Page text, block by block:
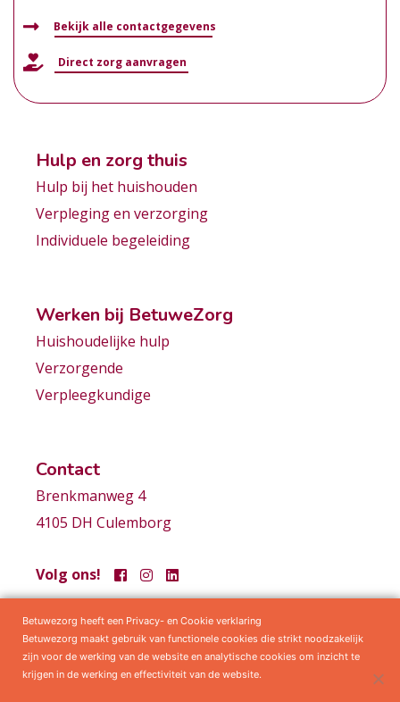
Bekijk alle contactgegevens
Direct zorg aanvragen
Hulp en zorg thuis
Hulp bij het huishouden
Verpleging en verzorging
Individuele begeleiding
Werken bij BetuweZorg
Huishoudelijke hulp
Verzorgende
Verpleegkundige
Contact
Brenkmanweg 4
4105 DH Culemborg
Volg ons!
Samenwerkingen Privacy statement Algemene voorwaarden
Betuwezorg heeft een Privacy- en Cookie verklaring
Betuwezorg maakt gebruik van functionele cookies die strikt noodzakelijk
zijn voor de werking van de website en analytische cookies om inzicht te
krijgen in de werking en effectiviteit van de website.